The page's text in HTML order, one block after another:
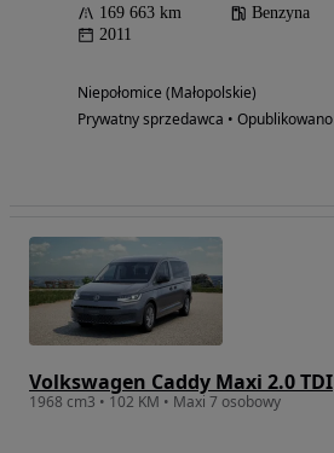
169 663 km Benzyna
2011
Niepołomice (Małopolskie)
Prywatny sprzedawca • Opublikowano
Volkswagen Caddy Maxi 2.0 TDI
1968 cm3 • 102 KM • Maxi 7 osobowy